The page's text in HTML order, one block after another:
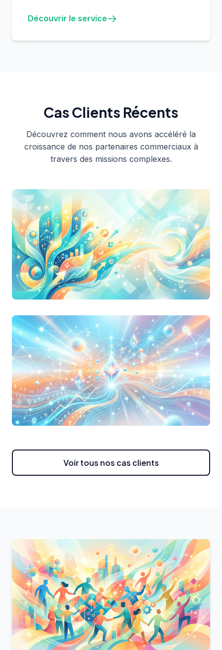
Découvrir le service
Cas Clients Récents
Découvrez comment nous avons accéléré la
croissance de nos partenaires commerciaux à
travers des missions complexes.
Fusion & Acquisition dans
l'Industrie
Identification de cibles cachées via l'analyse
des fournisseurs communs.
Expansion Internationale Tech
Cartographie des influenceurs locaux pour
une entrée sur le marché européen.
Voir tous nos cas clients